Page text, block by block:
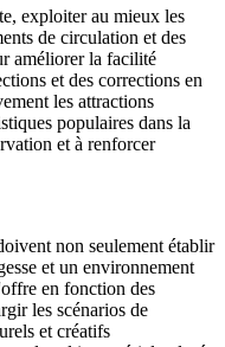
exploiter au mieux les
de circulation et des
améliorer la facilité
et des corrections en
les attractions
populaires dans la
et à renforcer
non seulement établir
et un environnement
en fonction des
les scénarios de
et créatifs